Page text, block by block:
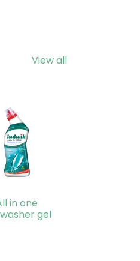
View all
in one
gel